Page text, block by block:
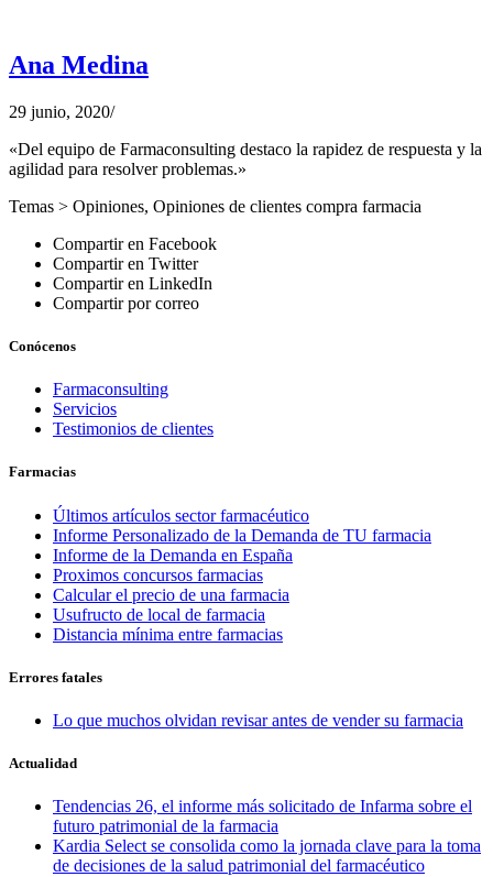
Ana Medina
29 junio, 2020/
«Del equipo de Farmaconsulting destaco la rapidez de respuesta y la
agilidad para resolver problemas.»
Temas > Opiniones, Opiniones de clientes compra farmacia
Compartir en Facebook
Compartir en Twitter
Compartir en LinkedIn
Compartir por correo
Conócenos
Farmaconsulting
Servicios
Testimonios de clientes
Farmacias
Últimos artículos sector farmacéutico
Informe Personalizado de la Demanda de TU farmacia
Informe de la Demanda en España
Proximos concursos farmacias
Calcular el precio de una farmacia
Usufructo de local de farmacia
Distancia mínima entre farmacias
Errores fatales
Lo que muchos olvidan revisar antes de vender su farmacia
Actualidad
Tendencias 26, el informe más solicitado de Infarma sobre el
futuro patrimonial de la farmacia
Kardia Select se consolida como la jornada clave para la toma
de decisiones de la salud patrimonial del farmacéutico